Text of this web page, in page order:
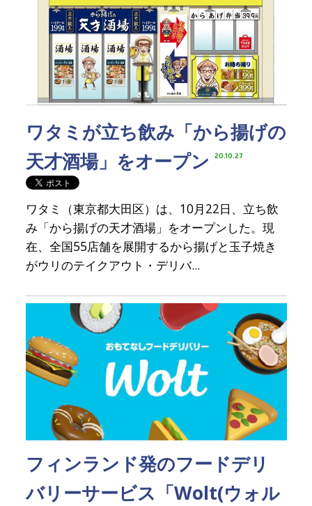
ワタミが立ち飲み「から揚げの
天才酒場」をオープン
20.10.27
ワタミ（東京都大田区）は、10月22日、立ち飲
み「から揚げの天才酒場」をオープンした。現
在、全国55店舗を展開するから揚げと玉子焼き
がウリのテイクアウト・デリバ...
フィンランド発のフードデリ
バリーサービス「Wolt(ウォル